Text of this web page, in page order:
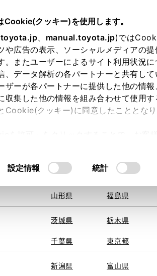
Cookie(クッキー)を使用します。
toyota.jp、 manual.toyota.jp)では
や広告の表示、ソーシャルメディアの
。またユーザーによるサイト利用状況
、データ解析の各パートナーと共有し
ザーが各パートナーに提供した他の情
収集した他の情報を組み合わせて使用
Cookie(クッキー)に同意したこととなり
い。
設定情報 統計
現在地を取得できませんでした。
該当する地域・都道府県をお選びくださ
旭川 釧路
青森県 岩手県
山形県 福島県
茨城県 栃木県
千葉県 東京都
新潟県 富山県
3つの買い方 オンライン購入 お気
申し訳ござ
何らかの問題が発
恐れ入りますが、しばらく経っ